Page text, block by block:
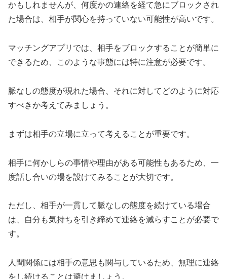
かもしれませんが、何度かの連絡を経て急にブロックされ
た場合は、相手が関心を持っていない可能性が高いです。
マッチングアプリでは、相手をブロックすることが簡単に
できるため、このような事態には特に注意が必要です。
脈なしの態度が現れた場合、それに対してどのように対応
すべきか考えてみましょう。
まずは相手の立場に立って考えることが重要です。
相手に何かしらの事情や理由がある可能性もあるため、一
度話し合いの場を設けてみることが大切です。
ただし、相手が一貫して脈なしの態度を続けている場合
は、自分も気持ちを引き締めて連絡を減らすことが必要で
す。
人間関係には相手の意思も関与しているため、無理に連絡
をし続けることは避けましょう。